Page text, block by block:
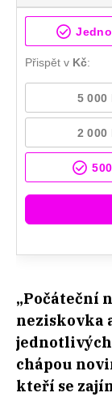
„Počáteční
neziskovka
chápou
kteří se